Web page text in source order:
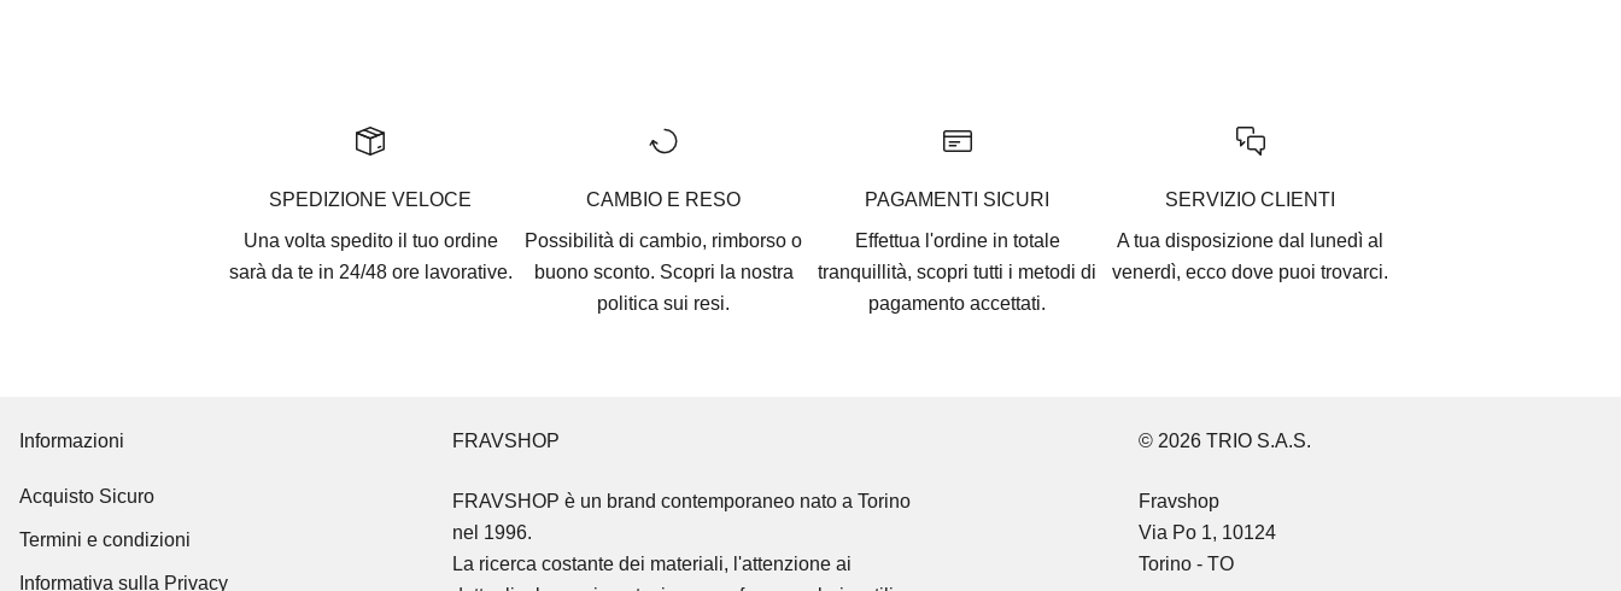
SPEDIZIONE VELOCE
Una volta spedito il tuo ordine
sarà da te in 24/48 ore lavorative.
CAMBIO E RESO
Possibilità di cambio, rimborso o
buono sconto. Scopri la nostra
politica sui resi.
PAGAMENTI SICURI
Effettua l'ordine in totale
tranquillità, scopri tutti i metodi di
pagamento accettati.
SERVIZIO CLIENTI
A tua disposizione dal lunedì al
venerdì, eccodove puoi trovarci.
Informazioni
Acquisto Sicuro
Termini e condizioni
Informativa sulla Privacy
FRAVSHOP
FRAVSHOP è un brand contemporaneo nato a Torino
nel 1996.
La ricerca costante dei materiali, l'attenzione ai
© 2026 TRIO S.A.S.
Fravshop
Via Po 1, 10124
Torino - TO